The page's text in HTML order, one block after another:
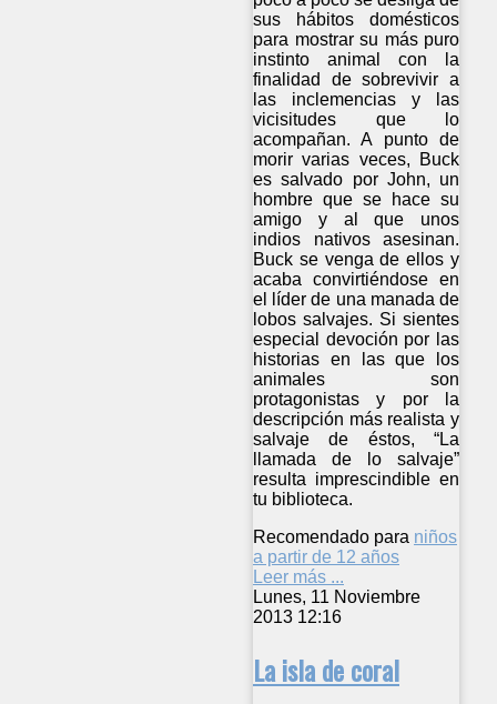
sus hábitos domésticos
para mostrar su más puro
instinto animal con la
finalidad de sobrevivir a
las inclemencias y las
vicisitudes que lo
acompañan. A punto de
morir varias veces, Buck
es salvado por John, un
hombre que se hace su
amigo y al que unos
indios nativos asesinan.
Buck se venga de ellos y
acaba convirtiéndose en
el líder de una manada de
lobos salvajes. Si sientes
especial devoción por las
historias en las que los
animales son
protagonistas y por la
descripción más realista y
salvaje de éstos, “La
llamada de lo salvaje”
resulta imprescindible en
tu biblioteca.
Recomendado para niños
a partir de 12 años
Leer más ...
Lunes, 11 Noviembre
2013 12:16
La isla de coral